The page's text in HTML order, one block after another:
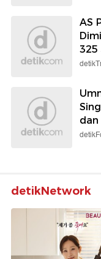
AS
325
dan
detikNetwork